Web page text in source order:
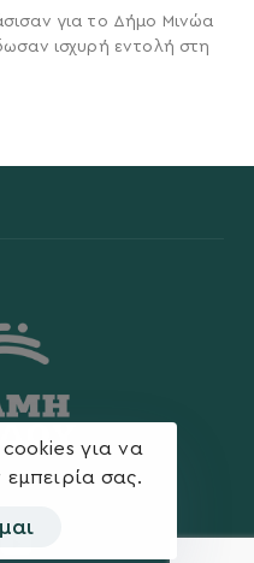
για το Δήμο Μινώα
ισχυρή εντολή στη
για να
εμπειρία σας.